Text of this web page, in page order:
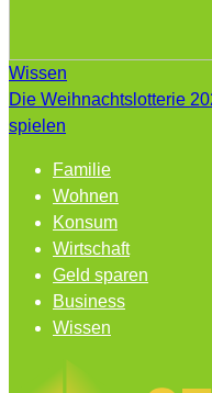
Wissen
Die Weihnachtslotterie
spielen
Familie
Wohnen
Konsum
Wirtschaft
Geld sparen
Business
Wissen